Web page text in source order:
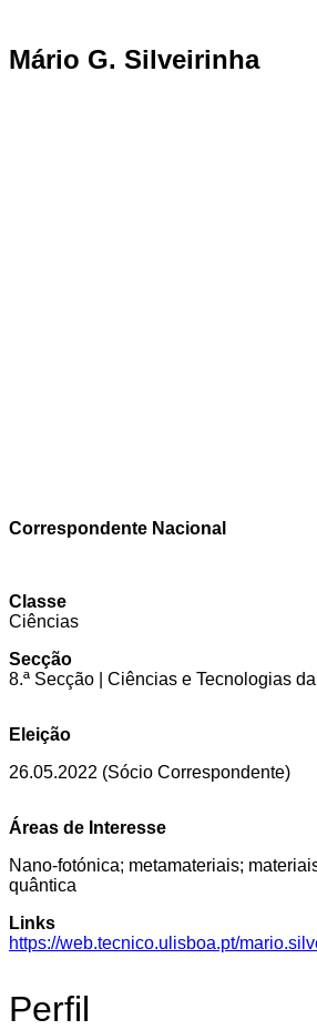
Mário G. Silveirinha
Correspondente Nacional
Classe
Ciências
Secção
8.ª Secção | Ciências e Tecnologias
Eleição
26.05.2022 (Sócio Correspondente)
Áreas de Interesse
Nano-fotónica; metamateriais;
quântica
Links
https://web.tecnico.ulisboa.pt/
Perfil